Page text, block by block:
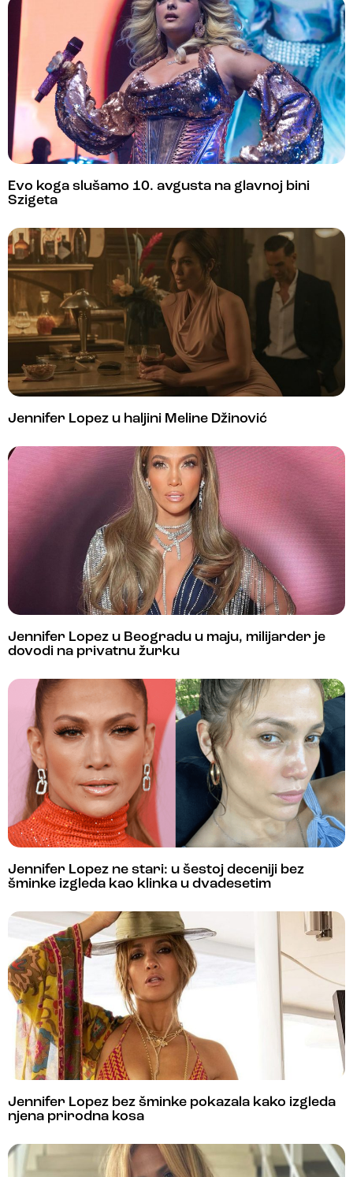
Evo koga slušamo 10. avgusta na glavnoj bini
Szigeta
Jennifer Lopez u haljini Meline Džinović
Jennifer Lopez u Beogradu u maju, milijarder je
dovodi na privatnu žurku
Jennifer Lopez ne stari: u šestoj deceniji bez
šminke izgleda kao klinka u dvadesetim
Jennifer Lopez bez šminke pokazala kako izgleda
njena prirodna kosa